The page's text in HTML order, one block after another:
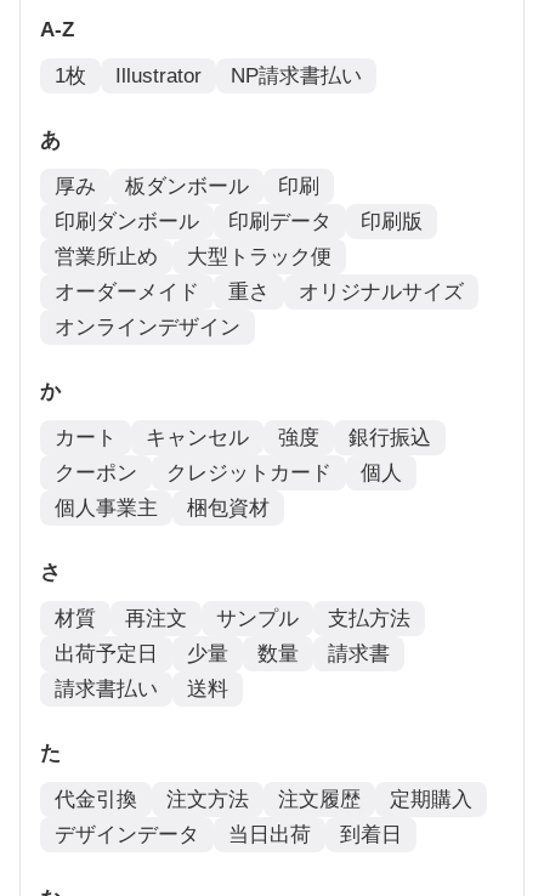
A-Z
1枚
Illustrator NP請求書払い
あ
厚み
板ダンボール
印刷
印刷ダンボール
印刷データ
印刷版
営業所止め
大型トラック便
オーダーメイド
重さ
オリジナルサイズ
オンラインデザイン
か
カート
キャンセル 強度
銀行振込
クーポン
クレジットカード
個人
個人事業主
梱包資材
さ
材質
再注文 サンプル
支払方法
出荷予定日
少量 数量
請求書
請求書払い
送料
た
代金引換
注文方法 注文履歴
定期購入
デザインデータ
当日出荷 到着日